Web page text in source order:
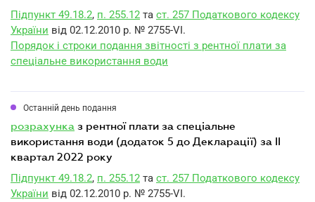
Підпункт 49.18.2, п. 255.12 та ст. 257 Податкового кодексу
України від 02.12.2010 р. № 2755-VI.
Порядок і строки подання звітності з рентної плати за
спеціальне використання води
Останній день подання
розрахунка з рентної плати за спеціальне
використання води (додаток 5 до Декларації) за II
квартал 2022 року
Підпункт 49.18.2, п. 255.12 та ст. 257 Податкового кодексу
України від 02.12.2010 р. № 2755-VI.